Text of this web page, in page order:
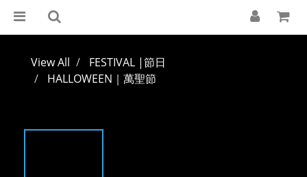
View All
FESTIVAL |節日
HALLOWEEN｜萬聖節